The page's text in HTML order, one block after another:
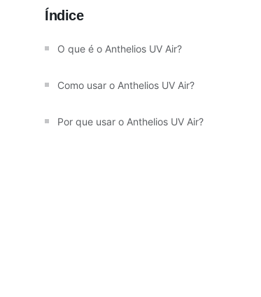
Índice
O que é o Anthelios UV Air?
Como usar o Anthelios UV Air?
Por que usar o Anthelios UV Air?